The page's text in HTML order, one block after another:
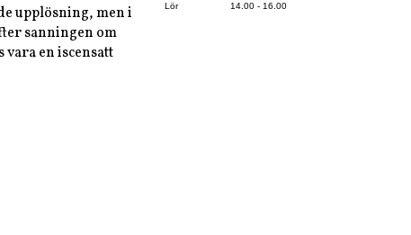
upplösning, men i
sanningen om
vara en iscensatt
Lör
14.00 - 16.00